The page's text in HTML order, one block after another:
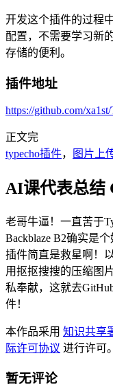
开发这个插件的过程
配置，不需要学习新
存储的便利。
插件地址
https://github.com/
正文完
typecho插件， 图片上
AI课代表总结
老哥牛逼！一直苦于
Backblaze B2确实是
插件简直是救星啊！
用抠抠搜搜的压缩图
私奉献，这就去
件！
本作品采用 知识共享
际许可协议 进行许可。
暂无评论